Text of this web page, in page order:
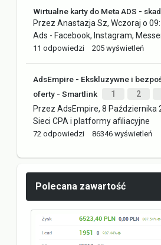
Wirtualne karty do Meta ADS -
Przez Anastazja Sz, Wczoraj o
Ads - Facebook, Instagram,
11 odpowiedzi 205 wyświetleń
AdsEmpire - Ekskluzywne i
oferty - Smartlink
1 2
Przez AdsEmpire, 8 Października
Sieci CPA i platformy afiliacyjne
72 odpowiedzi 86346 wyświetleń
Polecana zawartość